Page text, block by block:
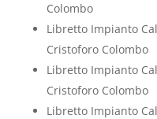
Colombo
Libretto Impianto
Cristoforo Colombo
Libretto Impianto
Cristoforo Colombo
Libretto Impianto